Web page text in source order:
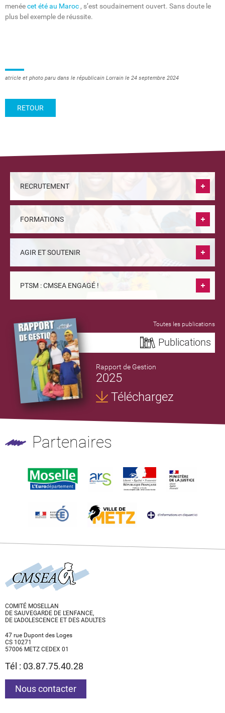
menéecet été au Maroc , s’est soudainement ouvert. Sans doute le
plus bel exemple de réussite.
atricle et photo paru dans le républicain Lorrain le 24 septembre 2024
RETOUR
RECRUTEMENT
FORMATIONS
AGIR ET SOUTENIR
PTSM : CMSEA ENGAGÉ !
Toutes les publications
Publications
Rapport de Gestion
2025
Téléchargez
Partenaires
COMITÉ MOSELLAN
DE SAUVEGARDE DE L'ENFANCE,
DE L'ADOLESCENCE ET DES ADULTES
47 rue Dupont des Loges
CS 10271
57006 METZ CEDEX 01
Tél : 03.87.75.40.28
Nous contacter